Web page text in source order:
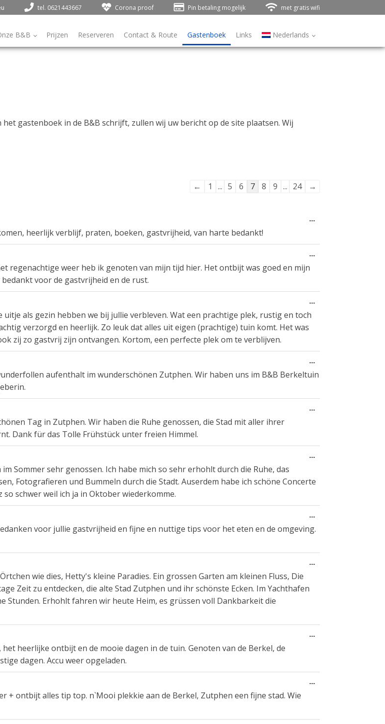
tel. 0621443667 Corona proof Pin betaling mogelijk met gratis wifi
B&B Prijzen Reserveren Contact & Route Gastenboek Links Nederlands
het gastenboek in de B&B schrijft, zullen wij uw bericht op de site plaatsen. Wij
Navigatie
lijst
← 1 ... 5 6 7 8 9 ... 24
→
heerlijk verblijf, praten, boeken, gastvrijheid, van harte bedankt!
...
regenachtige weer heb ik genoten van mijn tijd hier. Het ontbijt was goed en mijn
voor de gastvrijheid en de rust.
...
uitje als gezin hebben we bij jullie verbleven. Wat een prachtige plek, rustig en toch
verzorgd en heerlijk. Zo leuk dat alles uit eigen (prachtige) tuin komt. Het was
zij zo gastvrij zijn ontvangen. Kortom, een perfecte plek om te verblijven.
...
aufenthalt im wunderschönen Zutphen. Wir haben uns im B&B Berkeltuin
...
metabox.
Tag in Zutphen. Wir haben die Ruhe genossen, die Stad mit aller ihrer
Dank für das Tolle Frühstück unter freien Himmel.
...
Sommer sehr genossen. Ich habe mich so sehr erhohlt durch die Ruhe, das
Fotografieren und Bummeln durch die Stadt. Auserdem habe ich schöne Concerte
schwer weil ich ja in Oktober wiederkomme.
...
voor jullie gastvrijheid en fijne en nuttige tips voor het eten en de omgeving.
...
metabox.
wie dies, Hetty's kleine Paradies. Ein grossen Garten am kleinen Fluss, Die
Zeit zu entdecken, die alte Stad Zutphen und ihr schönste Ecken. Im Yachthafen
Stunden. Erhohlt fahren wir heute Heim, es grüssen voll Dankbarkeit die
...
heerlijke ontbijt en de mooie dagen in de tuin. Genoten van de Berkel, de
dagen. Accu weer opgeladen.
...
+ ontbijt alles tip top. n`Mooi plekkie aan de Berkel, Zutphen een fijne stad. Wie
...